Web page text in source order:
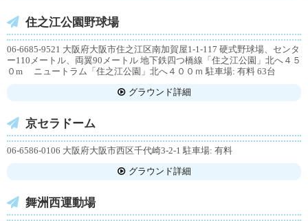
住之江公園野球場
06-6685-9521 大阪府大阪市住之江区南加賀屋1-1-117 硬式野球場、センタ
ー110メートル、両翼90メートル 地下鉄四つ橋線「住之江公園」北へ４５
０m ニュートラム「住之江公園」北へ４００ｍ 駐車場: 有料 63台
グラウンド詳細
京セラドーム
06-6586-0106 大阪府大阪市西区千代崎3-2-1 駐車場: 有料
グラウンド詳細
舞洲西運動場